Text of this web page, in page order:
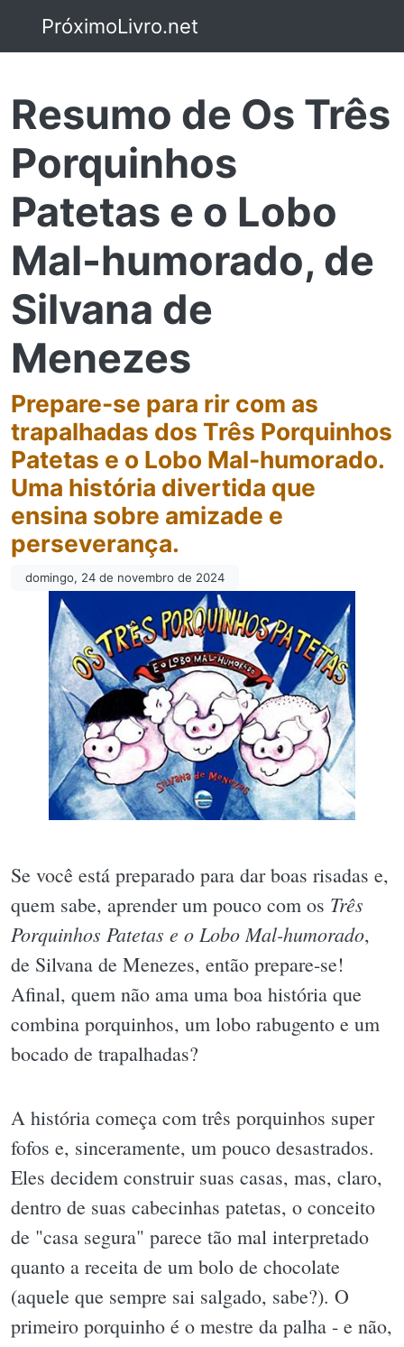
PróximoLivro.net
Resumo de Os Três
Porquinhos
Patetas e o Lobo
Mal-humorado, de
Silvana de
Menezes
Prepare-se para rir com as
trapalhadas dos Três Porquinhos
Patetas e o Lobo Mal-humorado.
Uma história divertida que
ensina sobre amizade e
perseverança.
domingo, 24 de novembro de 2024
Se você está preparado para dar boas risadas e,
quem sabe, aprender um pouco com os Três
Porquinhos Patetas e o Lobo Mal-humorado,
de Silvana de Menezes, então prepare-se!
Afinal, quem não ama uma boa história que
combina porquinhos, um lobo rabugento e um
bocado de trapalhadas?
A história começa com três porquinhos super
fofos e, sinceramente, um pouco desastrados.
Eles decidem construir suas casas, mas, claro,
dentro de suas cabecinhas patetas, o conceito
de "casa segura" parece tão mal interpretado
quanto a receita de um bolo de chocolate
(aquele que sempre sai salgado, sabe?). O
primeiro porquinho é o mestre da palha - e não,